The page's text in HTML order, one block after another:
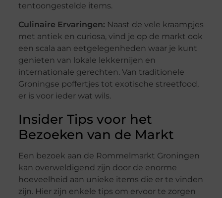
tentoongestelde items.
Culinaire Ervaringen: Naast de vele kraampjes
met antiek en curiosa, vind je op de markt ook
een scala aan eetgelegenheden waar je kunt
genieten van lokale lekkernijen en
internationale gerechten. Van traditionele
Groningse poffertjes tot exotische streetfood,
er is voor ieder wat wils.
Insider Tips voor het
Bezoeken van de Markt
Een bezoek aan de Rommelmarkt Groningen
kan overweldigend zijn door de enorme
hoeveelheid aan unieke items die er te vinden
zijn. Hier zijn enkele tips om ervoor te zorgen